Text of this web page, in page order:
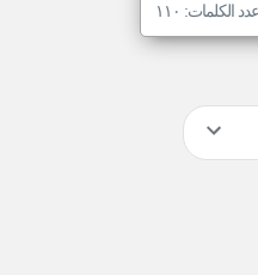
عدد الكلمات: ١١٠